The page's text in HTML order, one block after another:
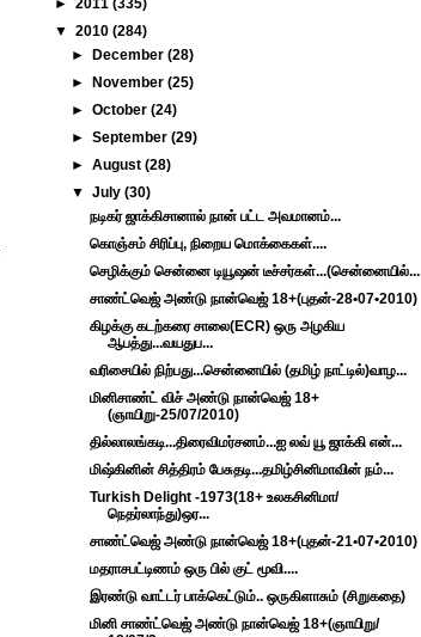
► 2011 (335)
▼ 2010 (284)
►
December(28)
►
November(25)
►October(24)
►September(29)
►August(28)
▼July(30)
நடிகர் ஜாக்கிசானால் நான் பட்ட அவமானம்...
கொஞ்சம் சிரிப்பு, நிறைய மொக்கைகள்....
செழிக்கும் சென்னை டியூஷன் டீச்சர்கள்...(சென்னையில்...
சாண்ட்வெஜ் அண்டு நான்வெஜ் 18+(புதன்-28•07•2010)
கிழக்கு கடற்கரை சாலை(ECR) ஒரு அழகிய
ஆபத்து...வயதுப...
வரிசையில் நிற்பது...சென்னையில் (தமிழ் நாட்டில்)வாழ...
மினிசாண்ட் விச் அண்டு நான்வெஜ் 18+
(ஞாயிறு-25/07/2010)
தில்லாலங்கடி...திரைவிமர்சனம்...ஐ லவ் யூ ஜாக்கி என்...
மிஷ்கினின் சித்திரம் பேசுதடி...தமிழ்சினிமாவின் நம்...
Turkish Delight -1973(18+ உலகசினிமா/
நெதர்லாந்து)ஒர...
சாண்ட்வெஜ் அண்டு நான்வெஜ் 18+(புதன்-21•07•2010)
மதராசபட்டிணம் ஒரு பில் குட் மூவி....
இரண்டு வாட்டர் பாக்கெட்டும்.. ஒருகிளாசும் (சிறுகதை)
மினி சாண்ட்வெஜ் அண்டு நான்வெஜ் 18+(ஞாயிறு/